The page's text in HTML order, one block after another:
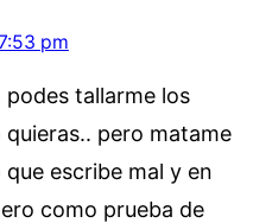
pm
podes tallarme los
pero matame
escribe mal y en
como prueba de